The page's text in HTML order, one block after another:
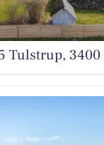
Tulstrup,